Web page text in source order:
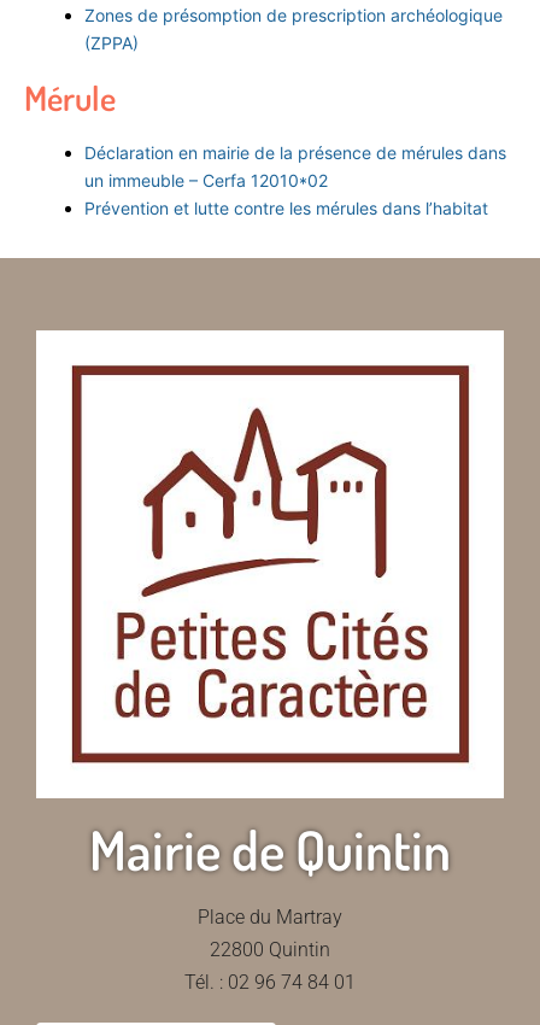
Zones de présomption de prescription archéologique
(ZPPA)
Mérule
Déclaration en mairie de la présence de mérules dans
un immeuble – Cerfa 12010*02
Prévention et lutte contre les mérules dans l’habitat
Mairie de Quintin
Place du Martray
22800 Quintin
Tél. : 02 96 74 84 01